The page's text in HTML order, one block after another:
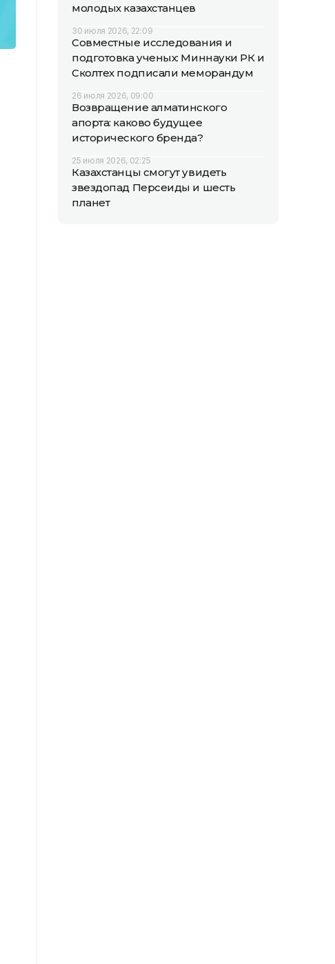
молодых казахстанцев
30 июля 2026, 22:09
Совместные исследования и
подготовка ученых: Миннауки РК и
Сколтех подписали меморандум
26 июля 2026, 09:00
Возвращение алматинского
апорта: каково будущее
исторического бренда?
25 июля 2026, 02:25
Казахстанцы смогут увидеть
звездопад Персеиды и шесть
планет